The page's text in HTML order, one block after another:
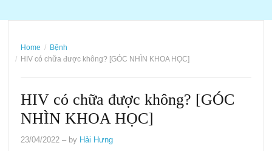
Home
Bệnh
HIV có chữa được không? [GÓC NHÌN KHOA HỌC]
HIV có chữa được không? [GÓC
NHÌN KHOA HỌC]
23/04/2022 – by Hải Hưng